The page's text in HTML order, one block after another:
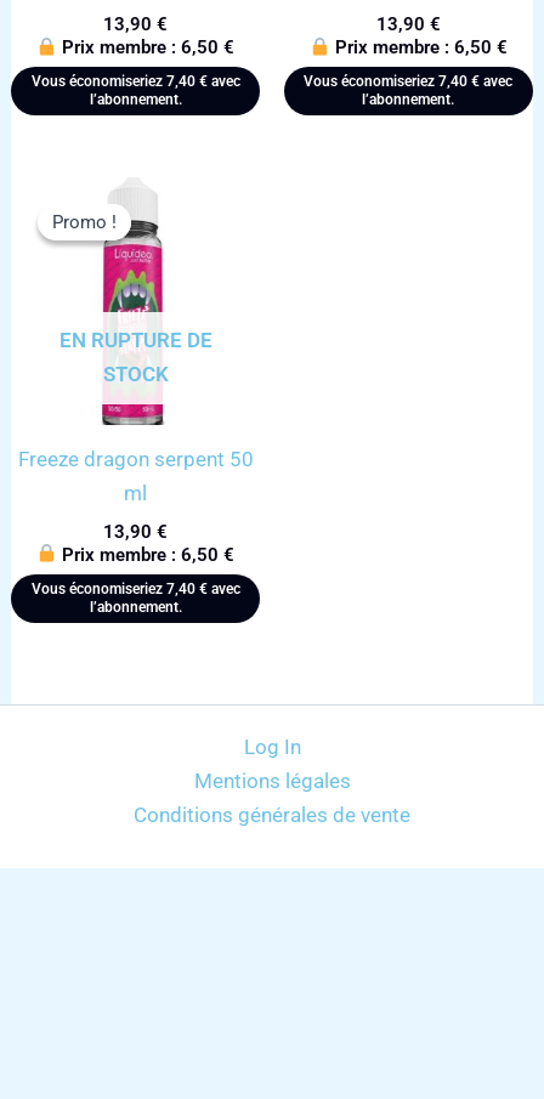
13,90€
Prix membre :6,50€
Vous économiseriez 7,40 €avec
l’abonnement.
13,90 €
Prix membre :6,50€
Vous économiseriez7,40€ avec
l’abonnement.
Promo !
EN RUPTURE DE
STOCK
Promo !
Freeze dragon serpent 50
ml
13,90€
Prix membre :6,50€
Vous économiseriez 7,40 €avec
l’abonnement.
Log In
Mentions légales
Conditions générales de vente